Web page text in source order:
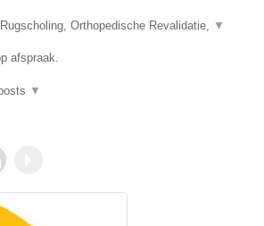
Orthopedische Revalidatie, ▼
afspraak.
▼